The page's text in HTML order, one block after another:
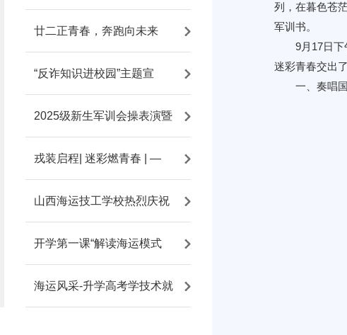
廿二正青春，奔跑向未来
“反诈知识进校园”主题宣
2025级新生军训会操表演暨
戎装启程| 迷彩燃青春 | —
山西海运技工学校热烈庆祝
开学第一课“解读海运模式
海运风采-升学高考学技术就
列，在暮色苍
军训书。
9月17日
迷彩青春交出
一、奏唱